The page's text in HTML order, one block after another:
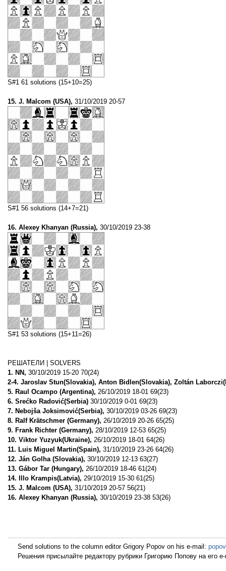
S#1 61 solutions (15+10=25)
15. J. Malcom (USA), 31/10/2019 20-57
S#1 56 solutions (14+7=21)
16. Alexey Khanyan (Russia), 30/10/2019 23-38
S#1 53 solutions (15+11=26)
РЕШАТЕЛИ | SOLVERS
1. NN, 30/10/2019 15-20 70(24)
2-4. Jaroslav Stun(Slovakia), Anton Bidlen(Slovakia), Zoltán
5. Raul Ocampo (Argentina), 26/10/2019 18-01 69(23)
6. Srećko Radović(Serbia) 30/10/2019 0-01 69(23)
7. Nebojša Joksimović(Serbia), 30/10/2019 03-26 69(23)
8. Ralf Krätschmer (Germany), 26/10/2019 20-26 65(25)
9. Frank Richter (Germany), 28/10/2019 12-53 65(25)
10. Viktor Yuzyuk(Ukraine), 26/10/2019 18-01 64(26)
11. Luis Miguel Martin(Spain), 31/10/2019 23-26 64(26)
12. Ján Golha (Slovakia), 30/10/2019 12-13 63(27)
13. Gábor Tar (Hungary), 26/10/2019 18-46 61(24)
14. Illo Krampis(Latvia), 29/10/2019 15-30 61(25)
15. J. Malcom (USA), 31/10/2019 20-57 56(21)
16. Alexey Khanyan (Russia), 30/10/2019 23-38 53(26)
Send solutions to the column editor Grigory Popov on his e-mail:
Решения присылайте редактору рубрики Григорию Попову на его